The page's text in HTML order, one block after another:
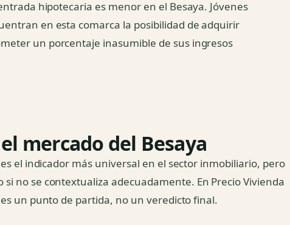
hipotecaria es menor en el Besaya. Jóvenes
en esta comarca la posibilidad de adquirir
un porcentaje inasumible de sus ingresos
mercado del Besaya
el indicador más universal en el sector inmobiliario, pero
no se contextualiza adecuadamente. En Precio Vivienda
un punto de partida, no un veredicto final.